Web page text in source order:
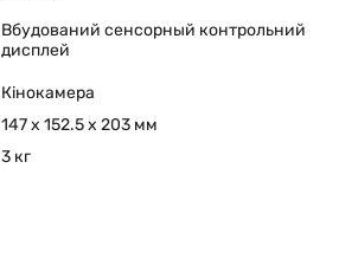
Вбудований сенсорный контрольний
дисплей
Кінокамера
147 x 152.5 x 203 мм
3 кг